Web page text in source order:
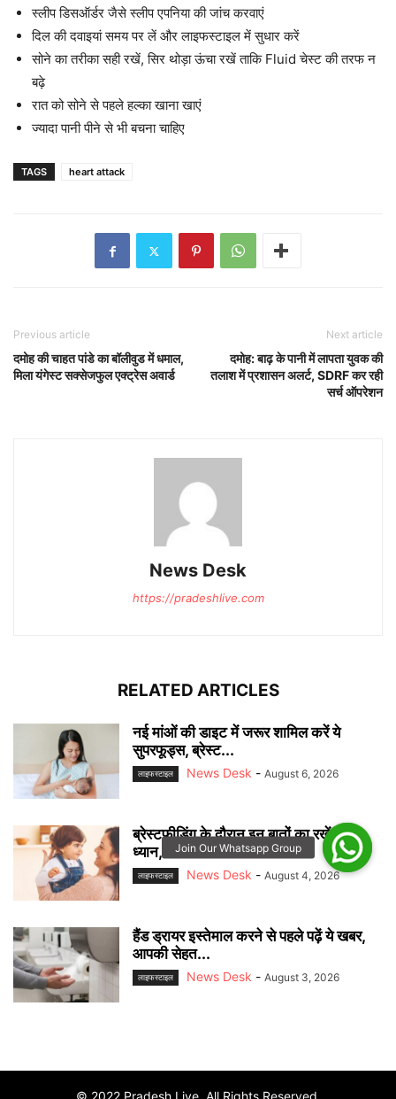
स्लीप डिसऑर्डर जैसे स्लीप एपनिया की जांच करवाएं
दिल की दवाइयां समय पर लें और लाइफस्टाइल में सुधार करें
सोने का तरीका सही रखें, सिर थोड़ा ऊंचा रखें ताकि Fluid चेस्ट की तरफ न
बढ़े
रात को सोने से पहले हल्का खाना खाएं
ज्यादा पानी पीने से भी बचना चाहिए
TAGS heart attack
Previous article
दमोह की चाहत पांडे का बॉलीवुड में धमाल,
मिला यंगेस्ट सक्सेजफुल एक्ट्रेस अवार्ड
Next article
दमोह: बाढ़ के पानी में लापता युवक की
तलाश में प्रशासन अलर्ट, SDRF कर रही
सर्च ऑपरेशन
News Desk
https://pradeshlive.com
RELATED ARTICLES
नई मांओं की डाइट में जरूर शामिल करें ये
सुपरफूड्स, ब्रेस्ट...
लाइफस्टाइल News Desk - August 6, 2026
ब्रेस्टफीडिंग के दौरान इन बातों का रखें खास
ध्यान, मां और...
लाइफस्टाइल News Desk - August 4, 2026
हैंड ड्रायर इस्तेमाल करने से पहले पढ़ें ये खबर,
आपकी सेहत...
लाइफस्टाइल News Desk - August 3, 2026